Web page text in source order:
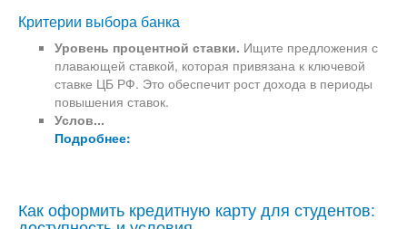
Критерии выбора банка
Уровень процентной ставки. Ищите предложения с
плавающей ставкой, которая привязана к ключевой
ставке ЦБ РФ. Это обеспечит рост дохода в периоды
повышения ставок.
Услов...
Подробнее:
Как оформить кредитную карту для студентов: